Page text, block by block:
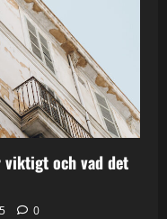
viktigt och vad det
0